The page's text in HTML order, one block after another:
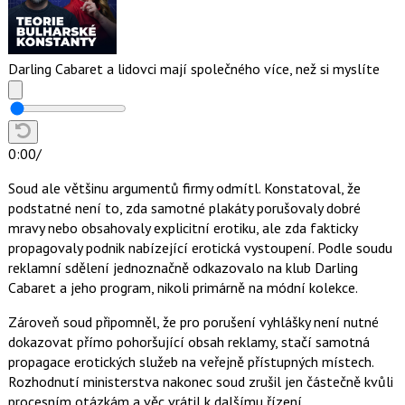
Darling Cabaret a lidovci mají společného více, než si myslíte
0:00/
Soud ale většinu argumentů firmy odmítl. Konstatoval, že
podstatné není to, zda samotné plakáty porušovaly dobré
mravy nebo obsahovaly explicitní erotiku, ale zda fakticky
propagovaly podnik nabízející erotická vystoupení. Podle soudu
reklamní sdělení jednoznačně odkazovalo na klub Darling
Cabaret a jeho program, nikoli primárně na módní kolekce.
Zároveň soud připomněl, že pro porušení vyhlášky není nutné
dokazovat přímo pohoršující obsah reklamy, stačí samotná
propagace erotických služeb na veřejně přístupných místech.
Rozhodnutí ministerstva nakonec soud zrušil jen částečně kvůli